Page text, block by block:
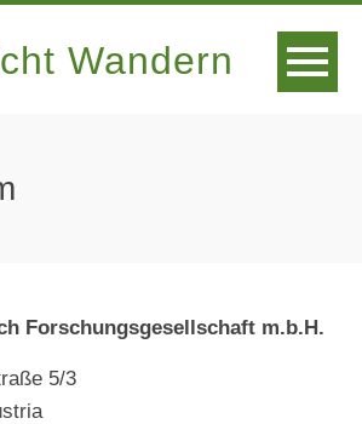
Wandern
Forschungsgesellschaft m.b.H.
5/3